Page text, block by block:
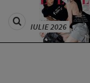
IULIE 2026